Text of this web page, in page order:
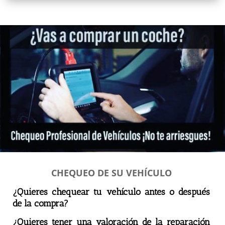
CHEQUEO DE SU VEHÍCULO
¿Quieres chequear tu vehículo antes o después
de la compra?
¿Quieres tener una valoración de la reparación